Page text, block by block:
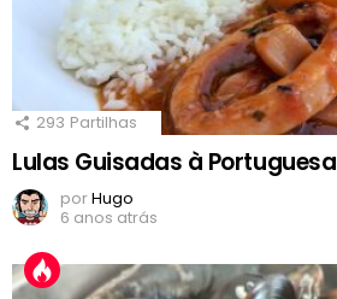
293 Partilhas
Lulas Guisadas à Portuguesa
porHugo
6 anos atrás